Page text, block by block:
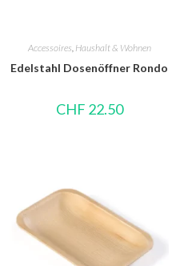
Accessoires Haushalt & Wohnen
Edelstahl Dosenöffner Rondo
CHF 22.50